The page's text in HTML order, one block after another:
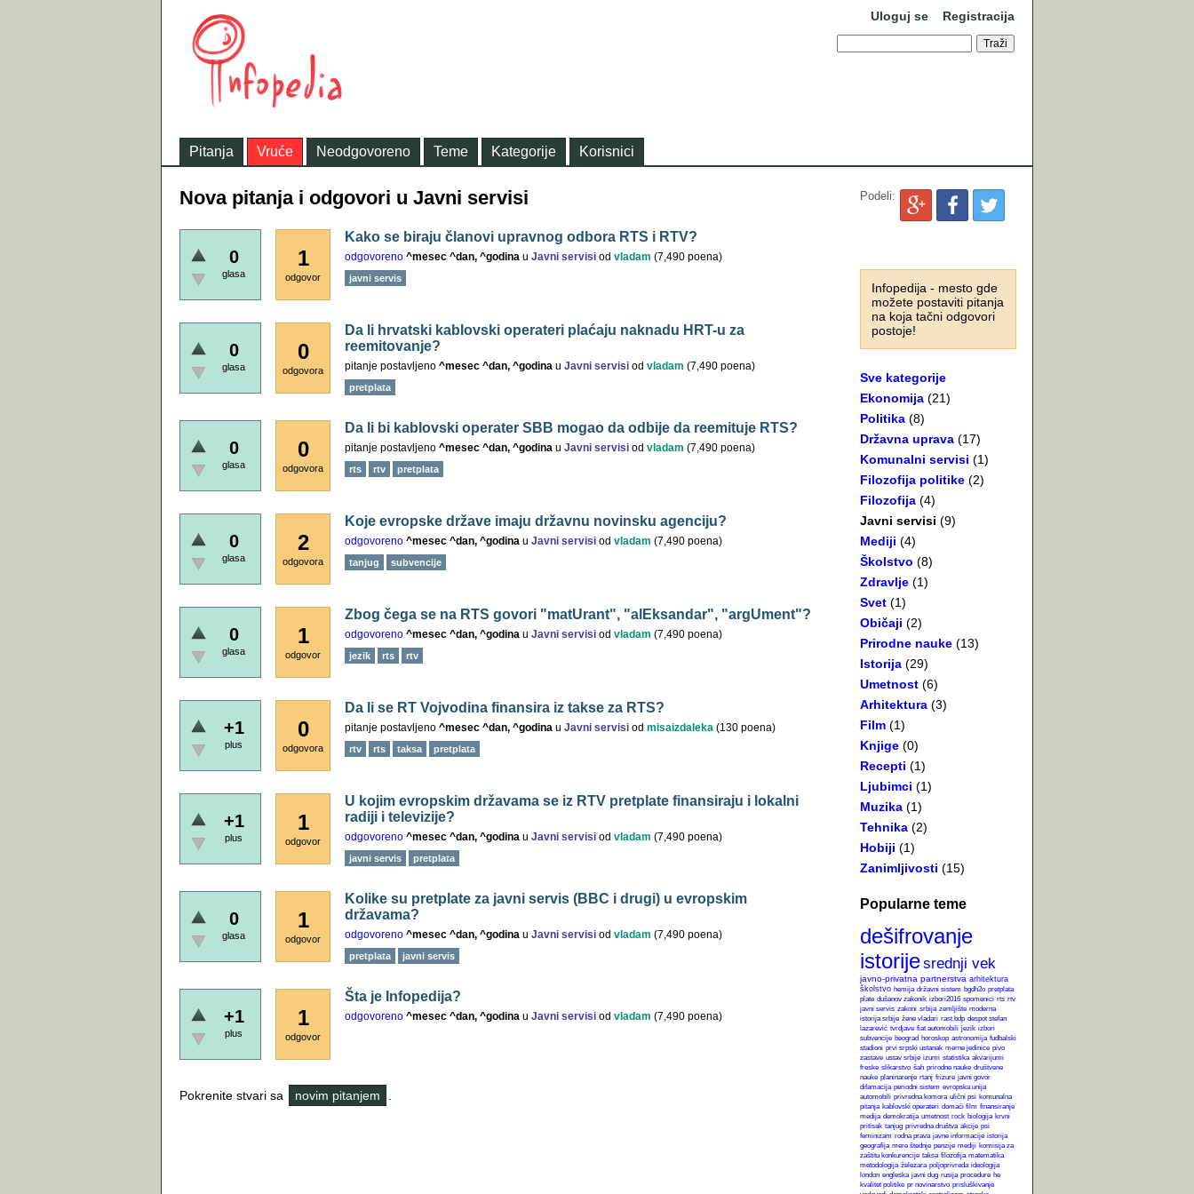
Uloguj se Registracija
Pitanja Vruće Neodgovoreno Teme Kategorije Korisnici
Podeli:
Infopedija - mesto gde
možete postaviti pitanja
na koja tačni odgovori
postoje!
Sve kategorije
Ekonomija (21)
Politika (8)
Državna uprava (17)
Komunalni servisi (1)
Filozofija politike (2)
Filozofija (4)
Javni servisi (9)
Mediji (4)
Školstvo (8)
Zdravlje (1)
Svet (1)
Običaji (2)
Prirodne nauke (13)
Istorija (29)
Umetnost (6)
Arhitektura (3)
Film (1)
Knjige (0)
Recepti (1)
Ljubimci (1)
Muzika (1)
Tehnika (2)
Hobiji (1)
Zanimljivosti (15)
Popularne teme
dešifrovanje
istorijesrednji vek
javno-privatna partnerstva arhitektura
školstvo hemija državni sistem bgdh2o pretplata
plate dušanov zakonik izbori2016 spomenici rts rtv
javni servis zakoni srbija zemljište moderna
istorija srbije žene vladari rast bdp despot stefan
lazarević tvrdjave fiat automobili jezik izbori
subvencije beograd horoskop astronomija fudbalski
stadioni prvi srpski ustanak merne jedinice pivo
zastave ustav srbije izumi statistika akvarijumi
freske slikarstvo šah prirodne nauke društvene
nauke planinarenje rtanj frizure javni govor
difamacija periodni sistem evropska unija
automobili privredna komora ulični psi komunalna
pitanja kablovski operateri domaći film finansiranje
medija demokratija umetnost rock biologija krvni
pritisak tanjug privredna društva akcije psi
feminizam rodna prava javne informacije istorija
geografija mere štednje penzije mediji komisija za
zaštitu konkurencije taksa filozofija matematika
metodologija železara poljoprivreda ideologija
london engleska javni dug rusija procedure he
kvalitet politike pr novinarstvo prisluškivanje
Nova pitanja i odgovori u Javni servisi
0
glasa
1
odgovor
Kako se biraju članovi upravnog odbora RTS i RTV?
odgovoreno ^mesec ^dan, ^godina u Javni servisi od vladam (7,490 poena)
javni servis
0
glasa
0
odgovora
Da li hrvatski kablovski operateri plaćaju naknadu HRT-u za
reemitovanje?
pitanje postavljeno ^mesec ^dan, ^godina u Javni servisi od vladam (7,490 poena)
pretplata
0
glasa
0
odgovora
Da li bi kablovski operater SBB mogao da odbije da reemituje RTS?
pitanje postavljeno ^mesec ^dan, ^godina u Javni servisi od vladam (7,490 poena)
rts rtv pretplata
0
glasa
2
odgovora
Koje evropske države imaju državnu novinsku agenciju?
odgovoreno ^mesec ^dan, ^godina u Javni servisi od vladam (7,490 poena)
tanjug subvencije
0
glasa
1
odgovor
Zbog čega se na RTS govori "matUrant", "alEksandar", "argUment"?
odgovoreno ^mesec ^dan, ^godina u Javni servisi od vladam (7,490 poena)
jezik rts rtv
+1
plus
0
odgovora
Da li se RT Vojvodina finansira iz takse za RTS?
pitanje postavljeno ^mesec ^dan, ^godina u Javni servisi od misaizdaleka (130 poena)
rtv rts taksa pretplata
+1
plus
1
odgovor
U kojim evropskim državama se iz RTV pretplate finansiraju i lokalni
radiji i televizije?
odgovoreno ^mesec ^dan, ^godina u Javni servisi od vladam (7,490 poena)
javni servis pretplata
0
glasa
1
odgovor
Kolike su pretplate za javni servis (BBC i drugi) u evropskim
državama?
odgovoreno ^mesec ^dan, ^godina u Javni servisi od vladam (7,490 poena)
pretplata javni servis
+1
plus
1
odgovor
Šta je Infopedija?
odgovoreno ^mesec ^dan, ^godina u Javni servisi od vladam (7,490 poena)
Pokrenite stvari sa novim pitanjem